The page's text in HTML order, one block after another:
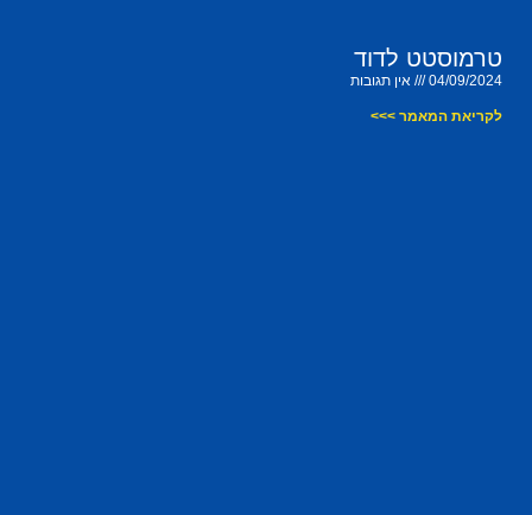
טרמוסטט לדוד
04/09/2024 אין תגובות
לקריאת המאמר >>>